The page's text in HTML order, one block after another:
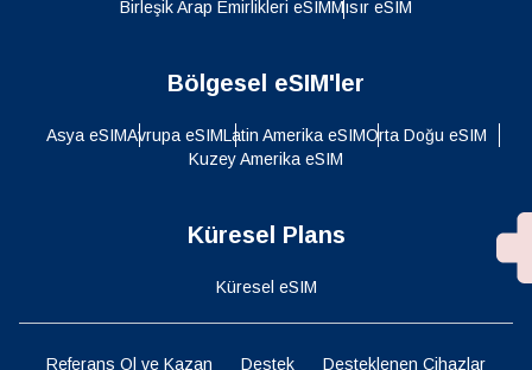
Birleşik Arap Emirlikleri eSIMMısır eSIM
Bölgesel eSIM'ler
Asya eSIMAvrupa eSIMLatin Amerika eSIMOrta Doğu eSIM
Kuzey Amerika eSIM
Küresel Plans
Küresel eSIM
Referans Ol ve Kazan Destek Desteklenen Cihazlar